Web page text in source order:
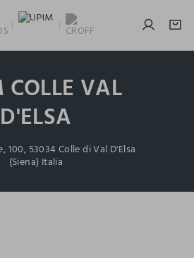
COLLE VAL
D'ELSA
100, 53034 Colle di Val D'Elsa
(Siena) Italia